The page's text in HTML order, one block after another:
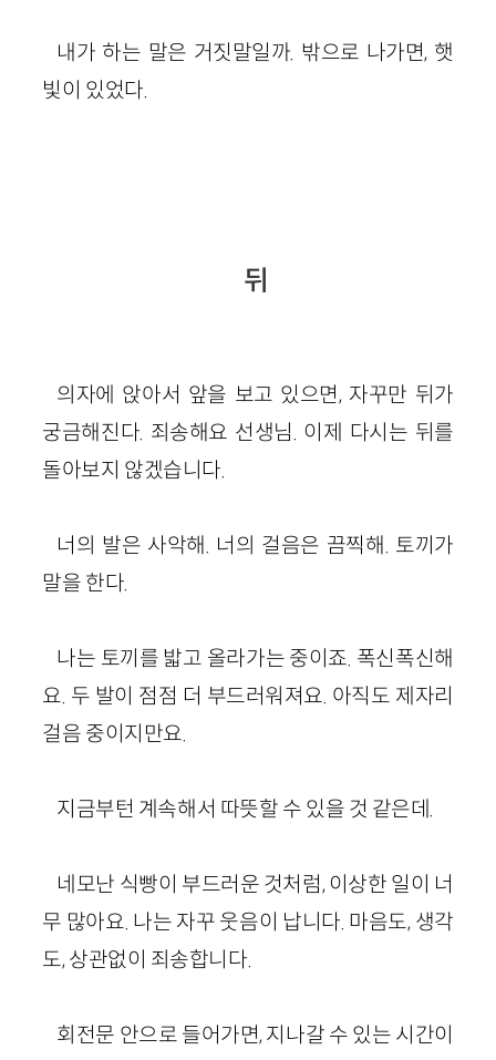
내가 하는 말은 거짓말일까. 밖으로 나가면, 햇
빛이 있었다.
뒤
의자에 앉아서 앞을 보고 있으면, 자꾸만 뒤가
궁금해진다. 죄송해요 선생님. 이제 다시는 뒤를
돌아보지 않겠습니다.
너의 발은 사악해. 너의 걸음은 끔찍해. 토끼가
말을 한다.
나는 토끼를 밟고 올라가는 중이죠. 폭신폭신해
요. 두 발이 점점 더 부드러워져요. 아직도 제자리
걸음 중이지만요.
지금부턴 계속해서 따뜻할 수 있을 것 같은데.
네모난 식빵이 부드러운 것처럼, 이상한 일이 너
무 많아요. 나는 자꾸 웃음이 납니다. 마음도, 생각
도, 상관없이 죄송합니다.
회전문 안으로 들어가면, 지나갈 수 있는 시간이